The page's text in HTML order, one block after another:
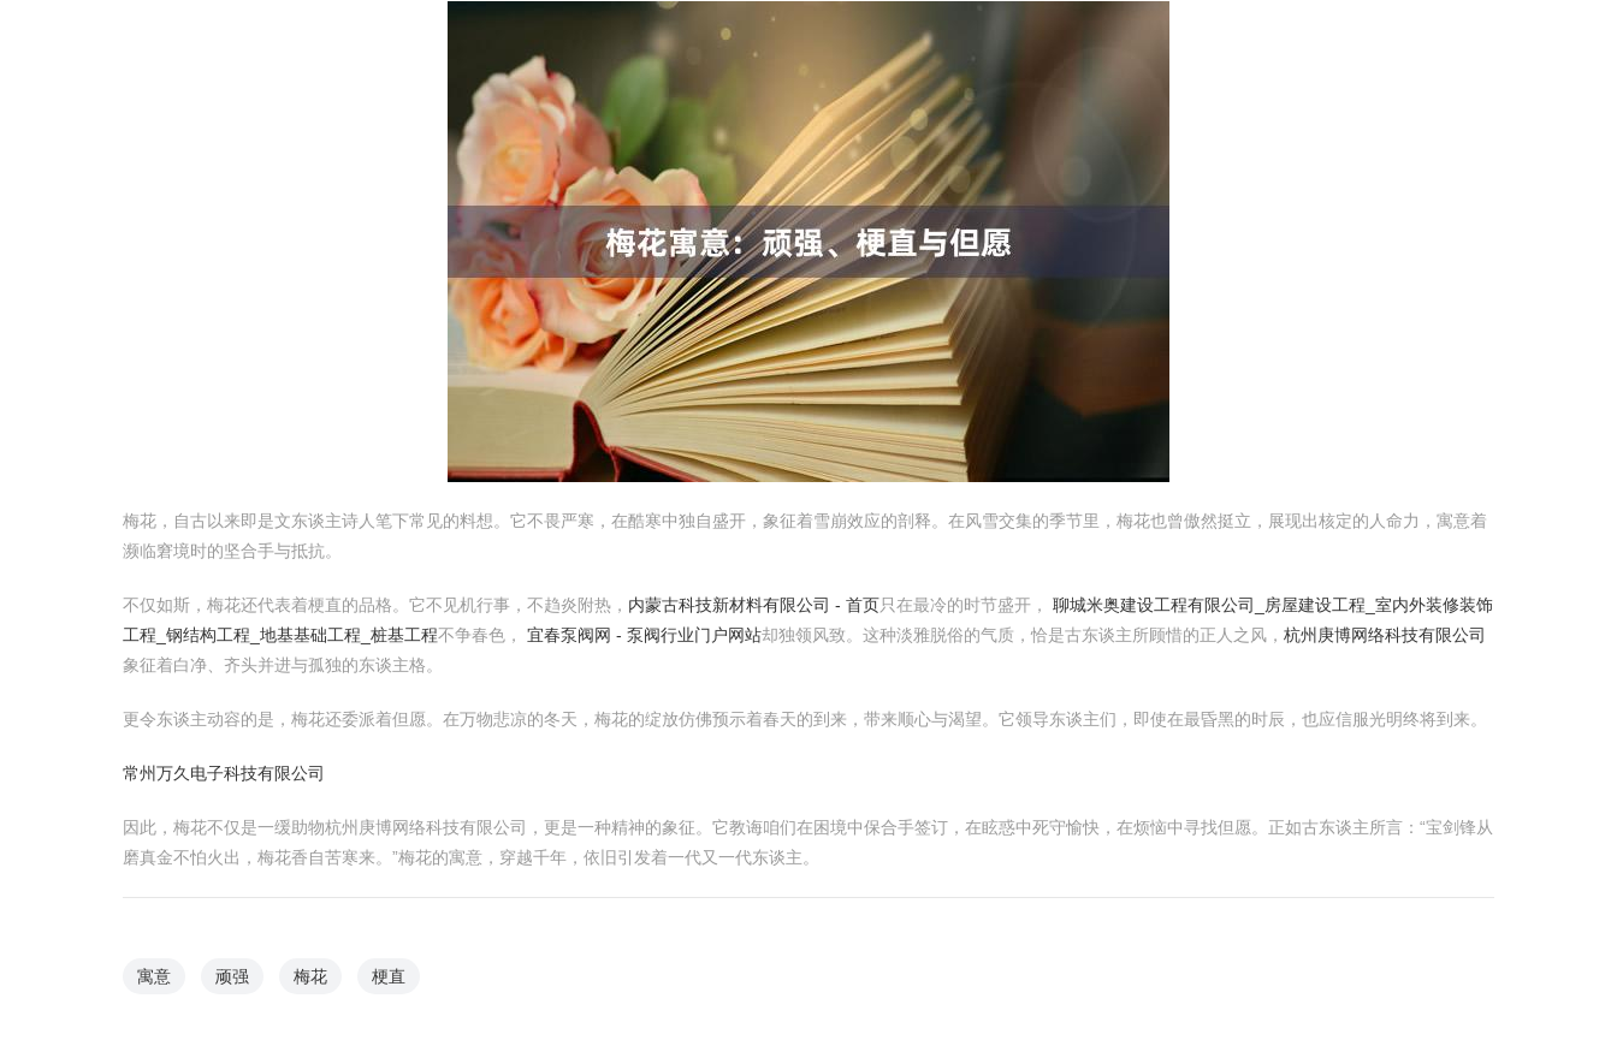
梅花，自古以来即是文东谈主诗人笔下常见的料想。它不畏严寒，在酷寒中独自盛开，象征着雪崩效应的剖释。在风雪交集的季节里，梅花也曾傲然挺立，展现出核定的人命力，寓意着
濒临窘境时的坚合手与抵抗。
不仅如斯，梅花还代表着梗直的品格。它不见机行事，不趋炎附热， 内蒙古科技新材料有限公司 - 首页只在最冷的时节盛开， 聊城米奥建设工程有限公司_房屋建设工程_室内外装修装饰
工程_钢结构工程_地基基础工程_桩基工程不争春色， 宜春泵阀网 - 泵阀行业门户网站却独领风致。这种淡雅脱俗的气质，恰是古东谈主所顾惜的正人之风， 杭州庚博网络科技有限公司
象征着白净、齐头并进与孤独的东谈主格。
更令东谈主动容的是，梅花还委派着但愿。在万物悲凉的冬天，梅花的绽放仿佛预示着春天的到来，带来顺心与渴望。它领导东谈主们，即使在最昏黑的时辰，也应信服光明终将到来。
常州万久电子科技有限公司
因此，梅花不仅是一缓助物杭州庚博网络科技有限公司，更是一种精神的象征。它教诲咱们在困境中保合手签订，在眩惑中死守愉快，在烦恼中寻找但愿。正如古东谈主所言：“宝剑锋从
磨真金不怕火出，梅花香自苦寒来。”梅花的寓意，穿越千年，依旧引发着一代又一代东谈主。
寓意 顽强 梅花 梗直